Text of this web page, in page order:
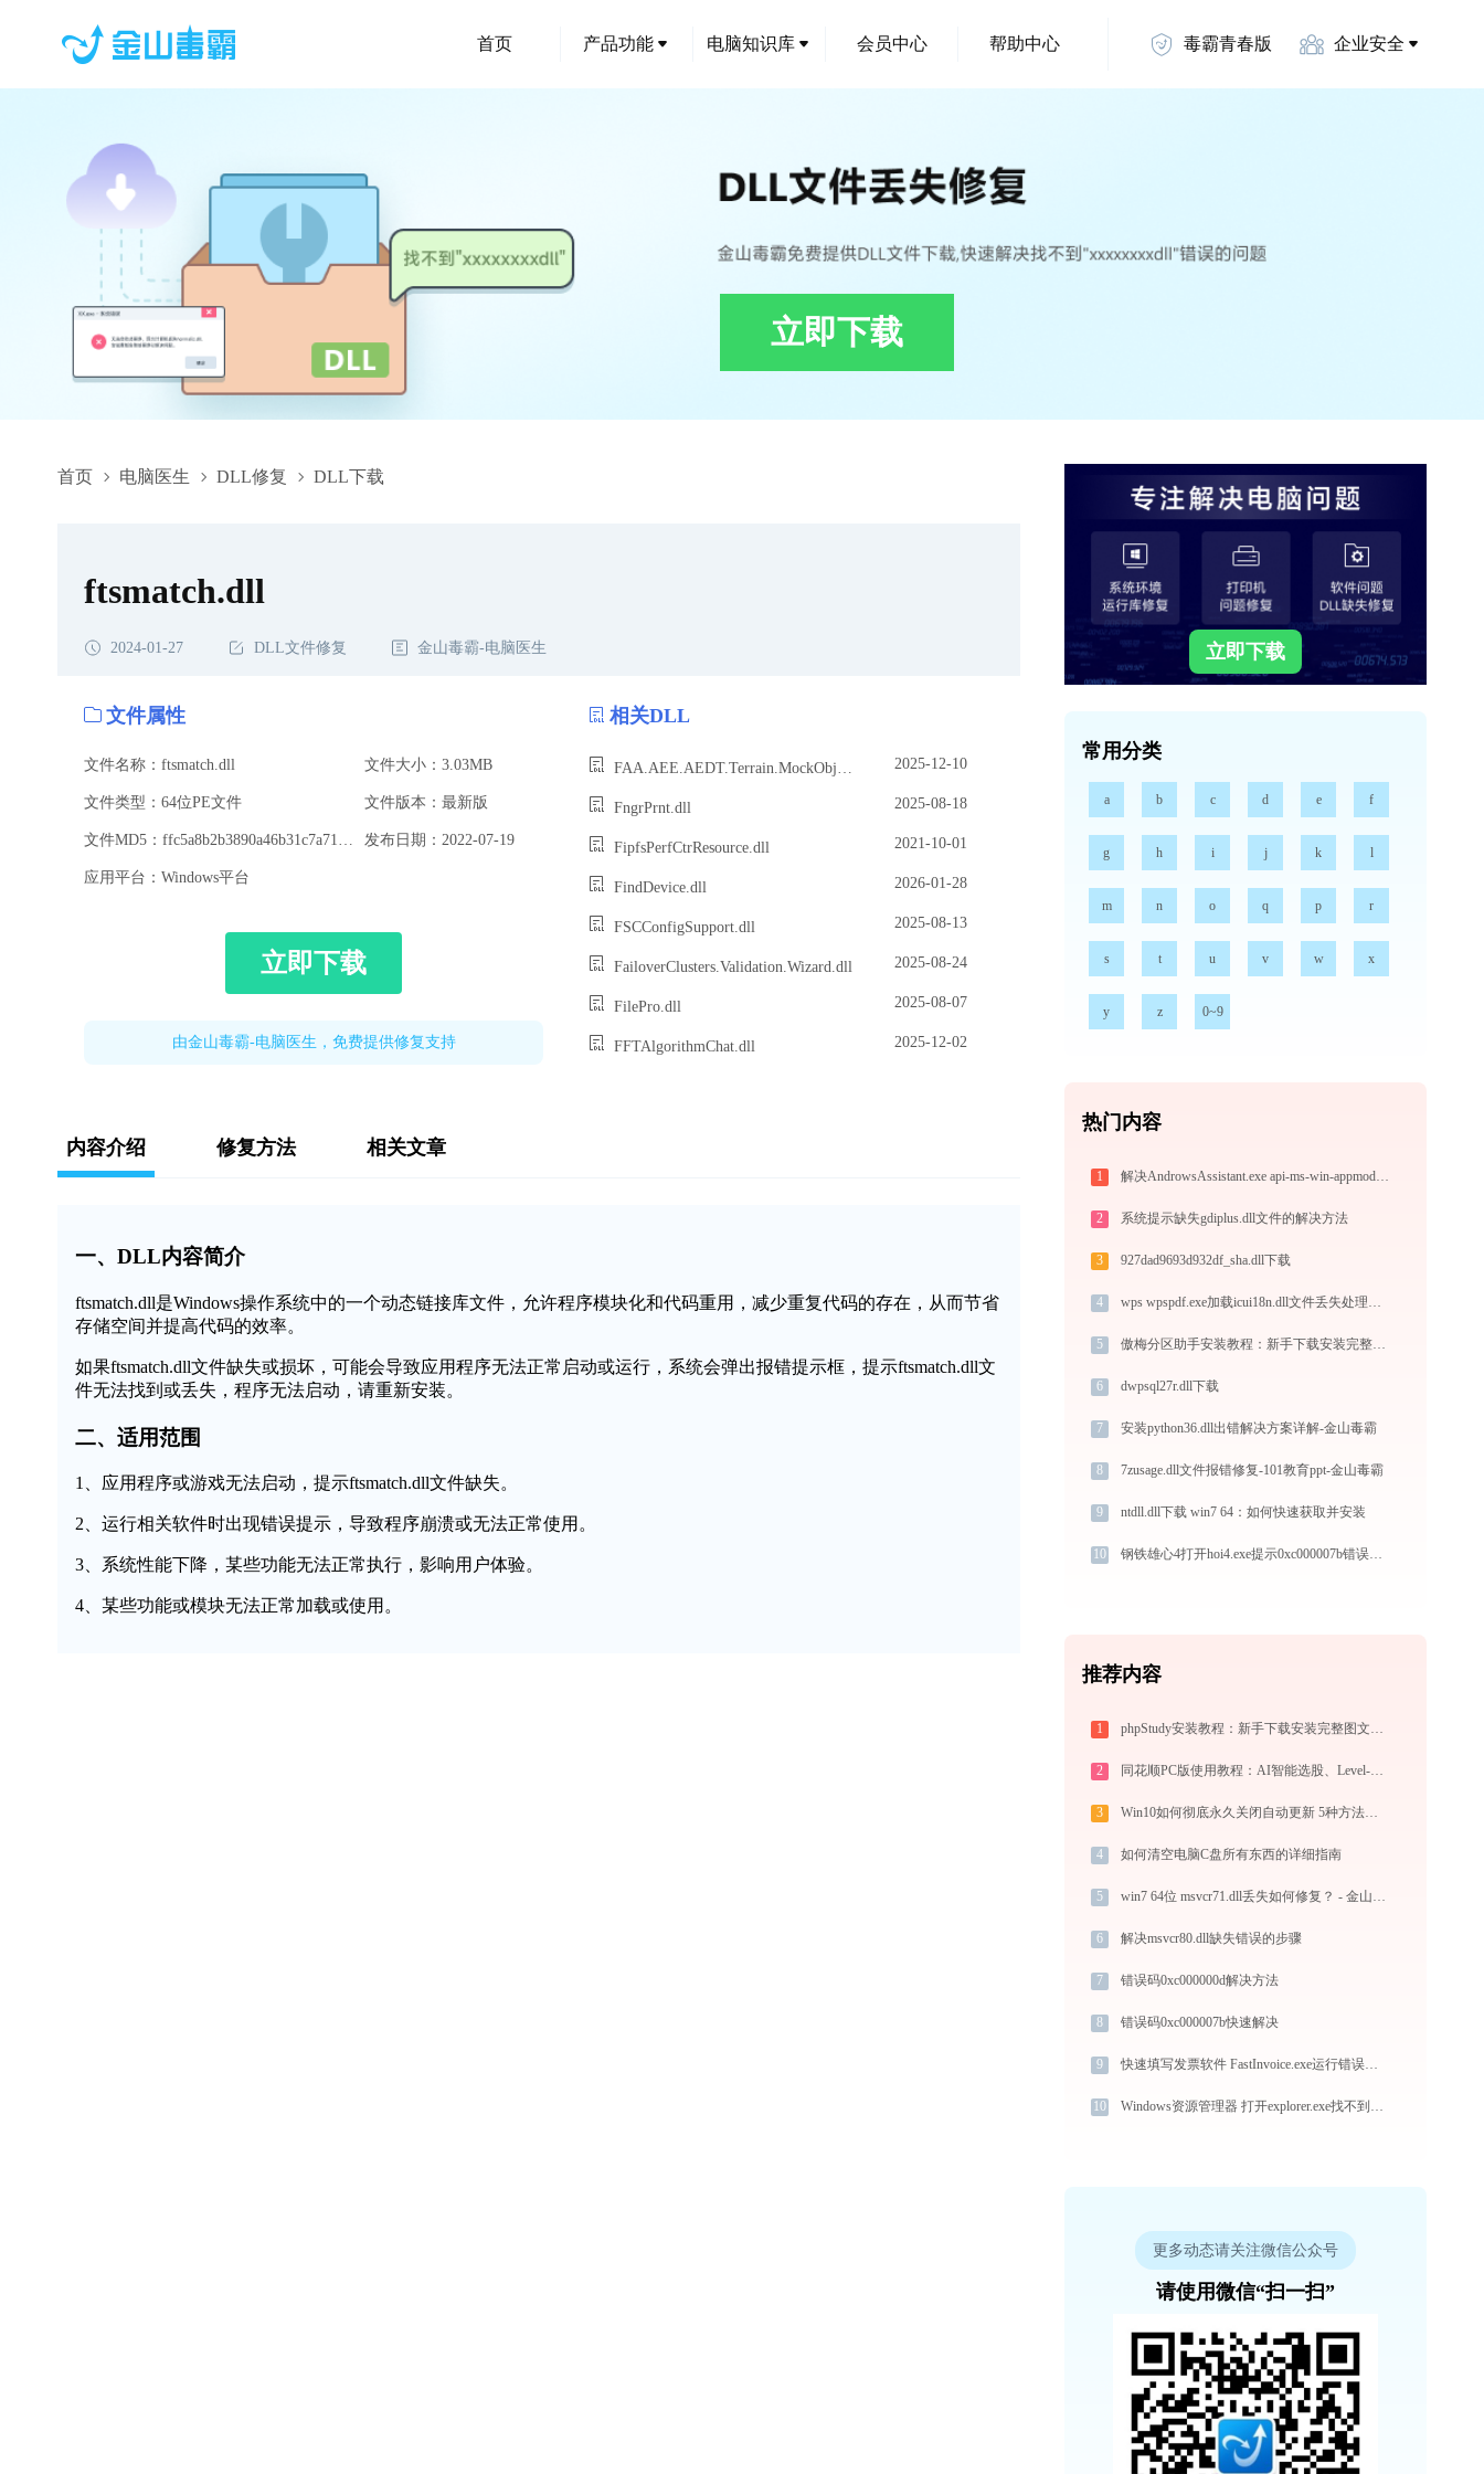
首页 产品功能 电脑知识库 会员中心 帮助中心 毒霸青春版 企业安全
立即下载
首页 电脑医生 DLL修复 DLL下载
ftsmatch.dll,ftsmatch.dll下载,ftsmatch.dll修复
ftsmatch.dll
2024-01-27 DLL文件修复 金山毒霸-电脑医生
文件属性
文件名称：ftsmatch.dll 文件大小：3.03MB
文件类型：64位PE文件 文件版本：最新版
发布日期：2022-07-19
应用平台：Windows平台
立即下载
由金山毒霸-电脑医生，免费提供修复支持
相关DLL
FAA.AEE.AEDT.Terrain.MockObjects.dll 2025-12-10
FngrPrnt.dll 2025-08-18
FipfsPerfCtrResource.dll 2021-10-01
FindDevice.dll 2026-01-28
FSCConfigSupport.dll 2025-08-13
FailoverClusters.Validation.Wizard.dll 2025-08-24
FilePro.dll 2025-08-07
FFTAlgorithmChat.dll 2025-12-02
内容介绍 修复方法 相关文章
一、DLL内容简介
ftsmatch.dll是Windows操作系统中的一个动态链接库文件，允许程序模块化和代码重用，减少重复代码的存在，从而节省
存储空间并提高代码的效率。
如果ftsmatch.dll文件缺失或损坏，可能会导致应用程序无法正常启动或运行，系统会弹出报错提示框，提示ftsmatch.dll文
件无法找到或丢失，程序无法启动，请重新安装。
二、适用范围
1、应用程序或游戏无法启动，提示ftsmatch.dll文件缺失。
2、运行相关软件时出现错误提示，导致程序崩溃或无法正常使用。
3、系统性能下降，某些功能无法正常执行，影响用户体验。
4、某些功能或模块无法正常加载或使用。
立即下载
常用分类
a b c d e f
g h i j k l
m n o q p r
s t u v w x
y z 0~9
热门内容
1 解决AndrowsAssistant.exe api-ms-win-appmodel-runtime-l1-1-0.dll丢失问题的完整指南
2 系统提示缺失gdiplus.dll文件的解决方法
3 927dad9693d932df_sha.dll下载
4 wps wpspdf.exe加载icui18n.dll文件丢失处理办法
5 傲梅分区助手安装教程：新手下载安装完整图文步骤
6 dwpsql27r.dll下载
7 安装python36.dll出错解决方案详解-金山毒霸
8 7zusage.dll文件报错修复-101教育ppt-金山毒霸
9 ntdll.dll下载 win7 64：如何快速获取并安装
10 钢铁雄心4打开hoi4.exe提示0xc000007b错误码怎么办
推荐内容
1 phpStudy安装教程：新手下载安装完整图文步骤
2 同花顺PC版使用教程：AI智能选股、Level-2行情与极速交易一站式炒股指南
3 Win10如何彻底永久关闭自动更新 5种方法教你永久关闭win10自动更新
4 如何清空电脑C盘所有东西的详细指南
5 win7 64位 msvcr71.dll丢失如何修复？ - 金山毒霸
6 解决msvcr80.dll缺失错误的步骤
7 错误码0xc000000d解决方法
8 错误码0xc000007b快速解决
9 快速填写发票软件 FastInvoice.exe运行错误提示0xc0000006的解决办法
10 Windows资源管理器 打开explorer.exe找不到msvcr110.dll怎么办
更多动态请关注微信公众号
请使用微信“扫一扫”